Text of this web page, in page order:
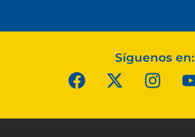
Síguenos en: